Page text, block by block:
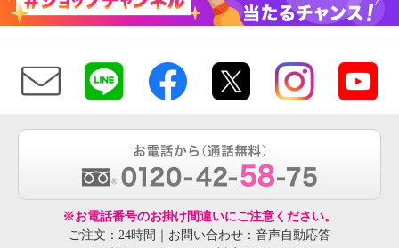
※お電話番号のお掛け間違いにご注意ください。
ご注文：24時間｜お問い合わせ：音声自動応答